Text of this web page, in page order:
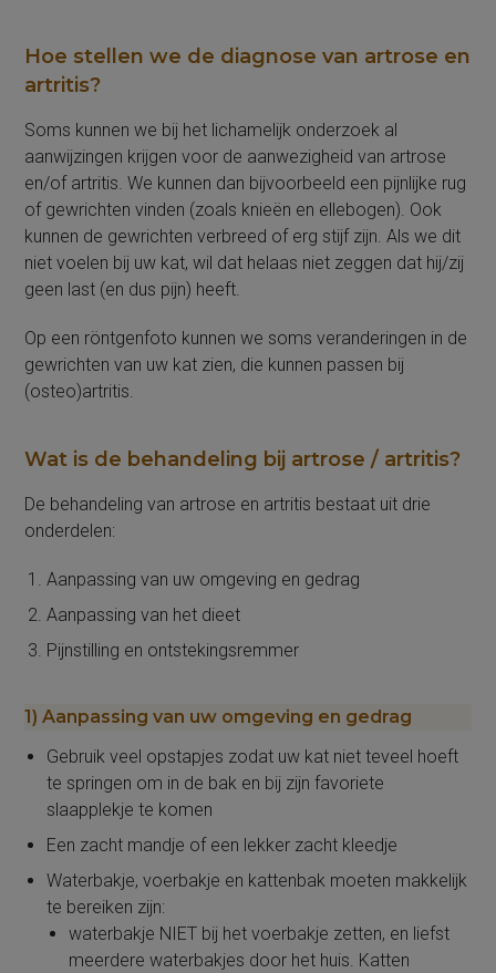
Hoe stellen we de diagnose van artrose en
artritis?
Soms kunnen we bij het lichamelijk onderzoek al
aanwijzingen krijgen voor de aanwezigheid van artrose
en/of artritis. We kunnen dan bijvoorbeeld een pijnlijke rug
of gewrichten vinden (zoals knieën en ellebogen). Ook
kunnen de gewrichten verbreed of erg stijf zijn. Als we dit
niet voelen bij uw kat, wil dat helaas niet zeggen dat hij/zij
geen last (en dus pijn) heeft.
Op een röntgenfoto kunnen we soms veranderingen in de
gewrichten van uw kat zien, die kunnen passen bij
(osteo)artritis.
Wat is de behandeling bij artrose / artritis?
De behandeling van artrose en artritis bestaat uit drie
onderdelen:
Aanpassing van uw omgeving en gedrag
Aanpassing van het dieet
Pijnstilling en ontstekingsremmer
1)Aanpassing van uw omgeving en gedrag
Gebruik veel opstapjes zodat uw kat niet teveel hoeft
te springen om in de bak en bij zijn favoriete
slaapplekje te komen
Een zacht mandje of een lekker zacht kleedje
Waterbakje, voerbakje en kattenbak moeten makkelijk
te bereiken zijn:
waterbakje NIET bij het voerbakje zetten, en liefst
meerdere waterbakjes door het huis. Katten